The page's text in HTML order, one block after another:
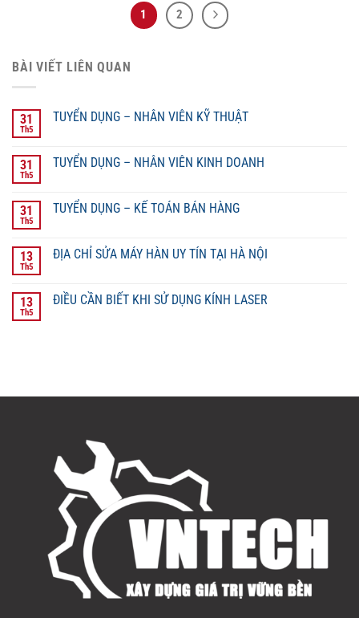
1 2
BÀI VIẾT LIÊN QUAN
31
Th5
TUYỂN DỤNG – NHÂN VIÊN KỸ THUẬT
31
Th5
TUYỂN DỤNG – NHÂN VIÊN KINH DOANH
31
Th5
TUYỂN DỤNG – KẾ TOÁN BÁN HÀNG
13
Th5
ĐỊA CHỈ SỬA MÁY HÀN UY TÍN TẠI HÀ NỘI
13
Th5
ĐIỀU CẦN BIẾT KHI SỬ DỤNG KÍNH LASER